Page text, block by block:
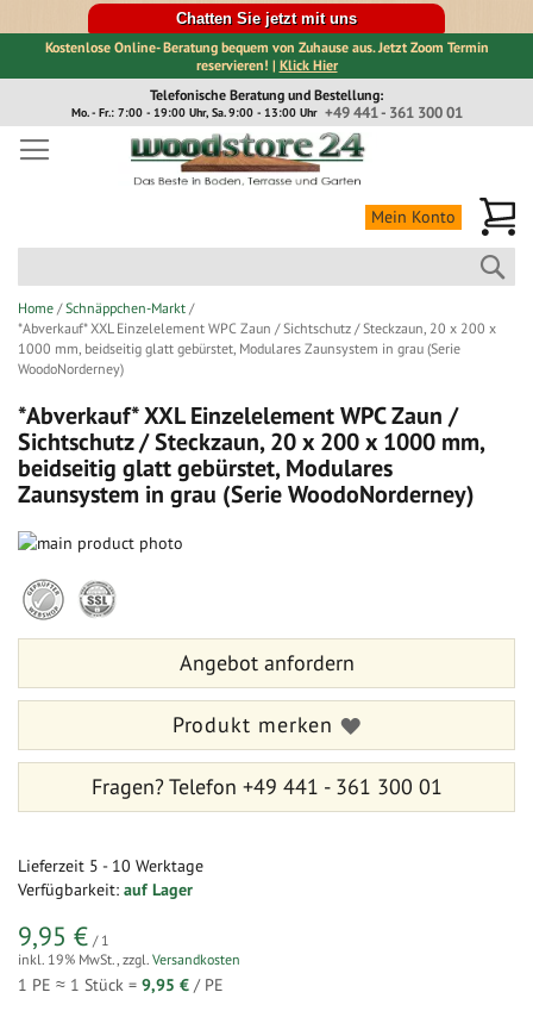
Chatten Sie jetzt mit uns
Kostenlose Online- Beratung bequem von Zuhause aus. Jetzt Zoom Termin
reservieren! | Klick Hier
Inhalt
Telefonische Beratung und Bestellung:
+49 441 - 361 300 01
Mo. - Fr.: 7:00 - 19:00 Uhr, Sa. 9:00 - 13:00 Uhr
Mein Konto
Home
Schnäppchen-Markt
*Abverkauf* XXL Einzelelement WPC Zaun / Sichtschutz / Steckzaun, 20 x 200 x
1000 mm, beidseitig glatt gebürstet, Modulares Zaunsystem in grau (Serie
WoodoNorderney)
*Abverkauf* XXL Einzelelement WPC Zaun /
Sichtschutz / Steckzaun, 20 x 200 x 1000 mm,
beidseitig glatt gebürstet, Modulares
Zaunsystem in grau (Serie WoodoNorderney)
Lieferzeit 5 - 10 Werktage
Verfügbarkeit: auf Lager
9,95 € / 1
inkl. 19% MwSt., zzgl. Versandkosten
1 PE ≈ 1 Stück = 9,95 € / PE
Zum
der
Bildergalerie
springen
Anfang
der
Bildergalerie
Angebot anfordern
Produkt merken
Fragen?Telefon +49 441 - 361 300 01